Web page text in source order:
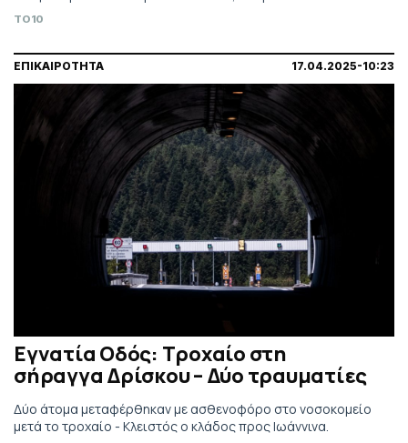
αμέλεια, κατά συρροή και σωματική βλάβη από αμέλεια, κατά
TO10
ΕΠΙΚΑΙΡΟΤΗΤΑ 17.04.2025-10:23
Εγνατία Οδός: Τροχαίο στη
σήραγγα Δρίσκου – Δύο τραυματίες
Δύο άτομα μεταφέρθηκαν με ασθενοφόρο στο νοσοκομείο
μετά το τροχαίο - Κλειστός ο κλάδος προς Ιωάννινα.